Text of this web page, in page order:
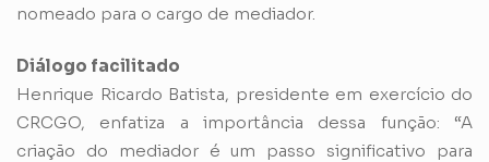
nomeado para o cargo de mediador.
Diálogo facilitado
Henrique Ricardo Batista, presidente em exercício do
CRCGO, enfatiza a importância dessa função: “A
criação do mediador é um passo significativo para